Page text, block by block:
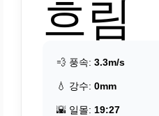
흐림
💨 풍속: 3.3m/s
💧 강수: 0mm
🌇 일몰: 19:27